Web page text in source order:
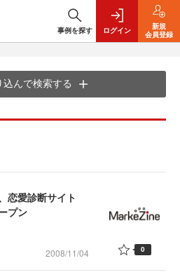
事例を探す ログイン
新規
会員登録
んで検索する
恋愛診断サイト
プン
2008/11/04 0